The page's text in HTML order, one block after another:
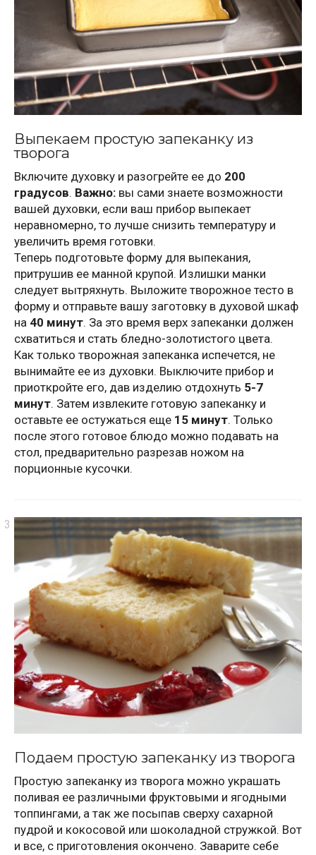
Выпекаем простую запеканку из
творога
Включите духовку и разогрейте ее до 200
градусов. Важно: вы сами знаете возможности
вашей духовки, если ваш прибор выпекает
неравномерно, то лучше снизить температуру и
увеличить время готовки.
Теперь подготовьте форму для выпекания,
притрушив ее манной крупой. Излишки манки
следует вытряхнуть. Выложите творожное тесто в
форму и отправьте вашу заготовку в духовой шкаф
на 40 минут. За это время верх запеканки должен
схватиться и стать бледно-золотистого цвета.
Как только творожная запеканка испечется, не
вынимайте ее из духовки. Выключите прибор и
приоткройте его, дав изделию отдохнуть 5-7
минут. Затем извлеките готовую запеканку и
оставьте ее остужаться еще 15 минут. Только
после этого готовое блюдо можно подавать на
стол, предварительно разрезав ножом на
порционные кусочки.
Подаем простую запеканку из творога
Простую запеканку из творога можно украшать
поливая ее различными фруктовыми и ягодными
топпингами, а так же посыпав сверху сахарной
пудрой и кокосовой или шоколадной стружкой. Вот
и все, с приготовления окончено. Заварите себе